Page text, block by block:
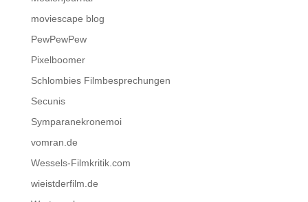
moviescape blog
PewPewPew
Pixelboomer
Schlombies Filmbesprechungen
Secunis
Symparanekronemoi
vomran.de
Wessels-Filmkritik.com
wieistderfilm.de